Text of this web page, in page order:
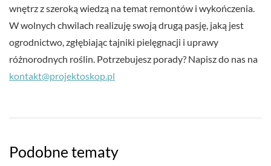
wnętrz z szeroką wiedzą na temat remontów i wykończenia.
W wolnych chwilach realizuję swoją drugą pasję, jaką jest
ogrodnictwo, zgłębiając tajniki pielęgnacji i uprawy
różnorodnych roślin. Potrzebujesz porady? Napisz do nas na
kontakt@projektoskop.pl
Podobne tematy